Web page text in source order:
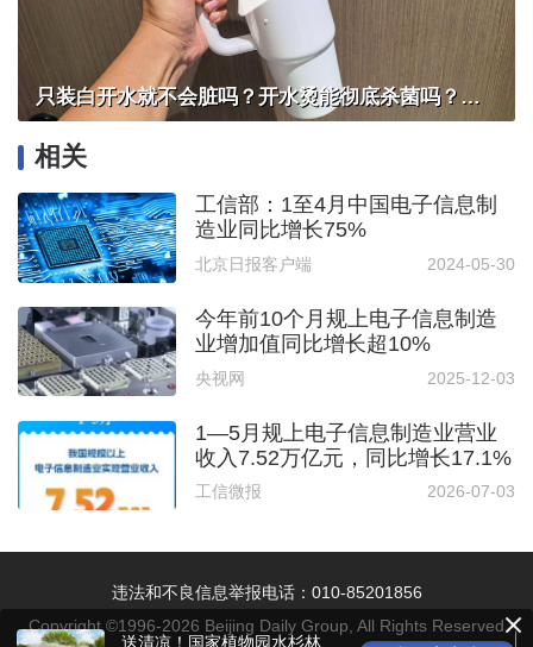
只装白开水就不会脏吗？开水烫能彻底杀菌吗？感控专家详解“吸管杯”藏菌真相｜都视频·热观察
相关
工信部：1至4月中国电子信息制
造业同比增长75%
北京日报客户端 2024-05-30
今年前10个月规上电子信息制造
业增加值同比增长超10%
央视网 2025-12-03
1—5月规上电子信息制造业营业
收入7.52万亿元，同比增长17.1%
工信微报 2026-07-03
违法和不良信息举报电话：010-85201856
Copyright ©1996-2026 Beijing Daily Group, All Rights Reserved
送清凉！国家植物园水杉林